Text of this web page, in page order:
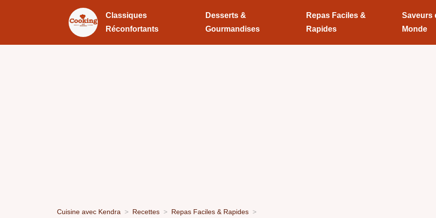
Classiques
Réconfortants
Desserts &
Gourmandises
Repas Faciles &
Rapides
Saveurs
Monde
Cuisine avec Kendra Recettes Repas Faciles & Rapides